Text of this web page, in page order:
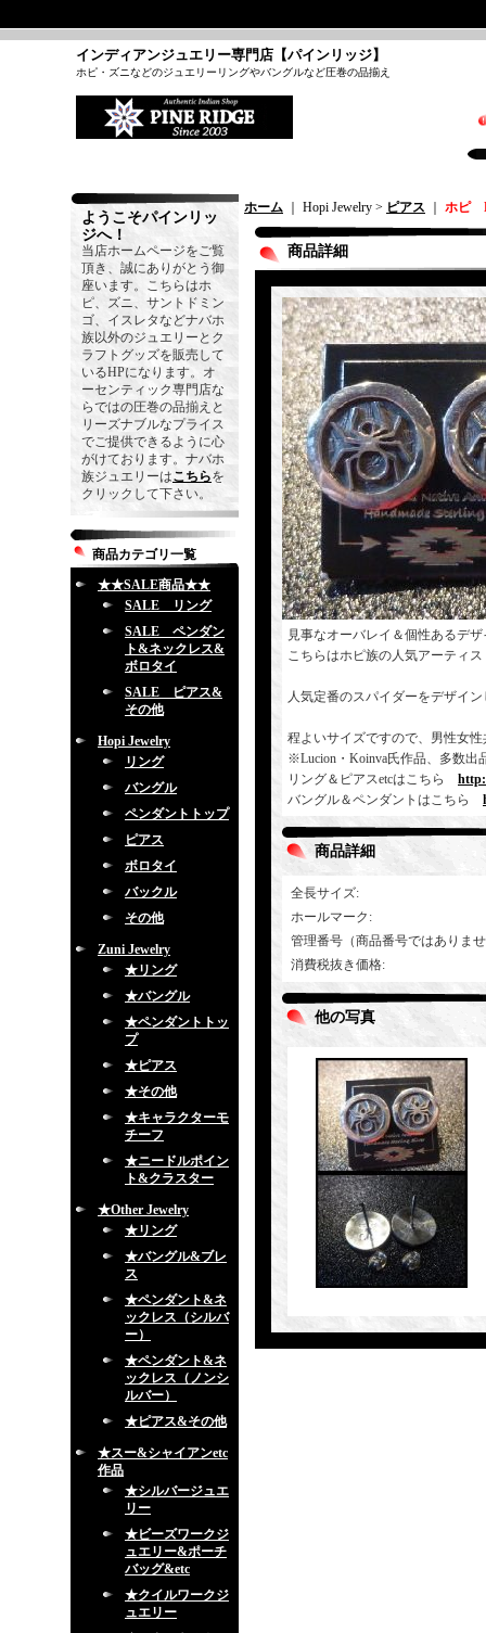
インディアンジュエリー専門店【パインリッジ】
ホピ・ズニなどのジュエリーリングやバングルなど圧巻の品揃え
ようこそパインリッ
ジへ！
当店ホームページをご覧
頂き、誠にありがとう御
座います。こちらはホ
ピ、ズニ、サントドミン
ゴ、イスレタなどナバホ
族以外のジュエリーとク
ラフトグッズを販売して
いるHPになります。オ
ーセンティック専門店な
らではの圧巻の品揃えと
リーズナブルなプライス
でご提供できるように心
がけております。ナバホ
族ジュエリーはこちらを
クリックして下さい。
商品カテゴリ一覧
★★SALE商品★★
SALE リング
SALE ペンダン
ト&ネックレス&
ボロタイ
SALE ピアス&
その他
Hopi Jewelry
リング
バングル
ペンダントトップ
ピアス
ボロタイ
バックル
その他
Zuni Jewelry
★リング
★バングル
★ペンダントトッ
プ
★ピアス
★その他
★キャラクターモ
チーフ
★ニードルポイン
ト&クラスター
★Other Jewelry
★リング
★バングル&ブレ
ス
★ペンダント&ネ
ックレス（シルバ
ー）
★ペンダント&ネ
ックレス（ノンシ
ルバー）
★ピアス&その他
★スー&シャイアンetc
作品
★シルバージュエ
リー
★ビーズワークジ
ュエリー&ポーチ
バッグ&etc
★クイルワークジ
ュエリー
ホーム ｜ Hopi Jewelry > ピアス ホピ
商品詳細
見事なオーバレイ＆個性あるデ
こちらはホピ族の人気アーティ
人気定番のスパイダーをデザイ
程よいサイズですので、男性女
※Lucion・Koinva氏作品、多数出
リング＆ピアスetcはこちら
バングル＆ペンダントはこちら
商品詳細
全長サイズ:
ホールマーク :
管理番号（商品番号ではありま
消費税抜き価格:
他の写真